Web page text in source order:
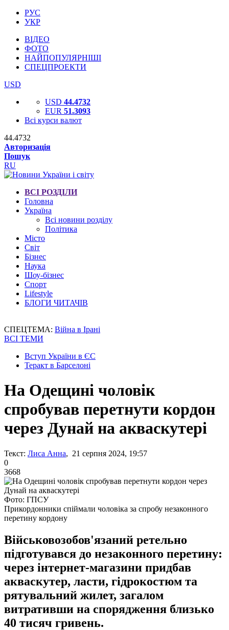
РУС
УКР
ВІДЕО
ФОТО
НАЙПОПУЛЯРНІШІ
СПЕЦПРОЕКТИ
USD
USD 44.4732
EUR 51.3093
Всі курси валют
44.4732
Авторизація
Пошук
RU
ВСІ РОЗДІЛИ
Головна
Україна
Всі новини розділу
Політика
Місто
Світ
Бізнес
Наука
Шоу-бізнес
Спорт
Lifestyle
БЛОГИ ЧИТАЧІВ
СПЕЦТЕМА: Війна в Ірані
ВСІ ТЕМИ
Вступ України в ЄС
Теракт в Барселоні
На Одещині чоловік
спробував перетнути кордон
через Дунай на акваскутері
Текст: Лиса Анна, 21 серпня 2024, 19:57
0
3668
Фото: ГПСУ
Прикордонники спіймали чоловіка за спробу незаконного
перетину кордону
Військовозобов'язаний ретельно
підготувався до незаконного перетину:
через інтернет-магазини придбав
акваскутер, ласти, гідрокостюм та
рятувальний жилет, загалом
витративши на спорядження близько
40 тисяч гривень.